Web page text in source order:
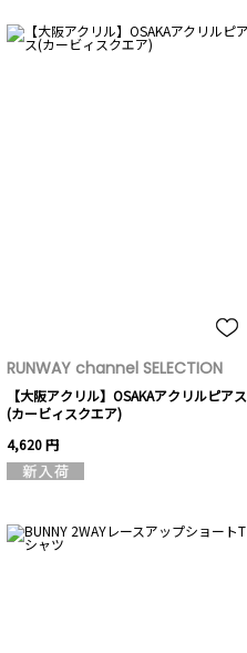
RUNWAY channel SELECTION
【大阪アクリル】OSAKAアクリルピアス
(カービィスクエア)
4,620 円